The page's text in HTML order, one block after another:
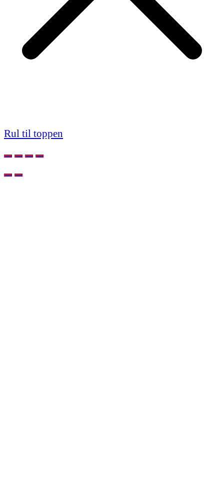
Rul til toppen